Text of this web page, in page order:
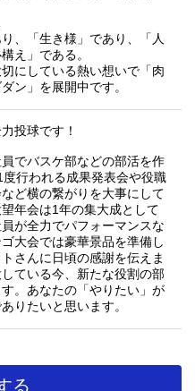
り、「生き様」であり、「人
え」である。
にしている熱い想いで「肉
ン」を展開中です。
投球です！
でバスケ部などの部活を作
度行われる成果発表会や役職
ど横の繋がりを大事にして
年会は1年の集大成として
が全力でパフォーマンスな
大会では豪華景品を準備し
さんに日頃の感謝を伝えま
ている今、新たな役割の部
。あなたの「やりたい」が
りたいと思います。
る